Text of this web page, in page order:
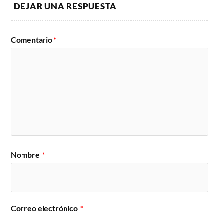
DEJAR UNA RESPUESTA
Comentario*
Nombre *
Correo electrónico *